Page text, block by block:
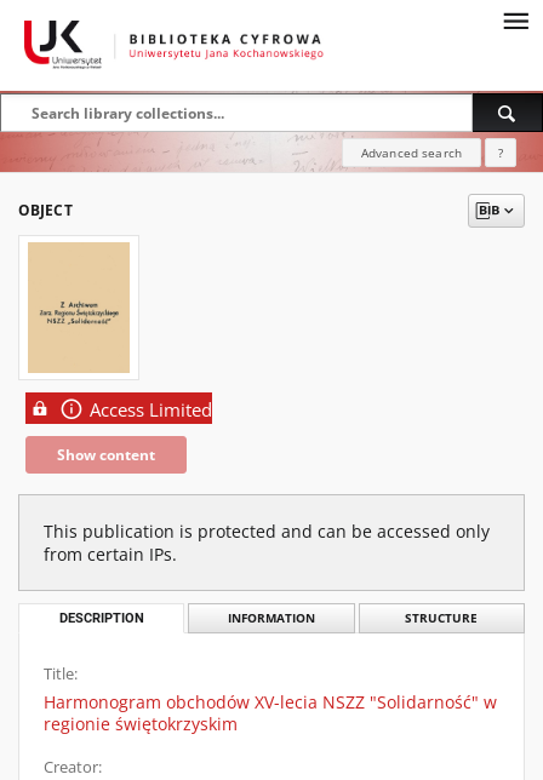
Advanced search ?
OBJECT
Access Limited
Show content
This publication is protected and can be accessed only
from certain IPs.
DESCRIPTION INFORMATION STRUCTURE
Title:
Harmonogram obchodów XV-lecia NSZZ "Solidarność" w
regionie świętokrzyskim
Creator: